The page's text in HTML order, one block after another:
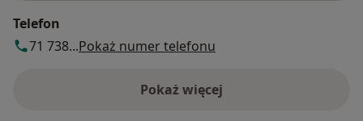
Telefon
71 738...Pokaż numer telefonu
Pokaż więcej
o adresie